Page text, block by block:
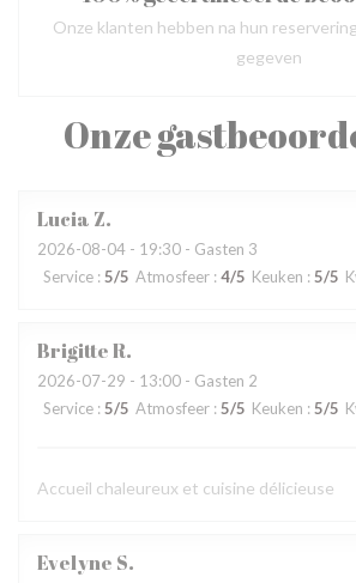
Onze
Lucia Z
2026-08-04 - 19:30 - Gasten 3
Service : 5/5 Atmosfeer : 4/5 Keuken : 5/5
BrigitteR
2026-07-29 - 13:00 - Gasten 2
Service : 5/5 Atmosfeer : 5/5 Keuken : 5/5
Accueil chaleureux et cuisine délicieuse
Evelyne S
Onze klanten hebben na hun
gegeven